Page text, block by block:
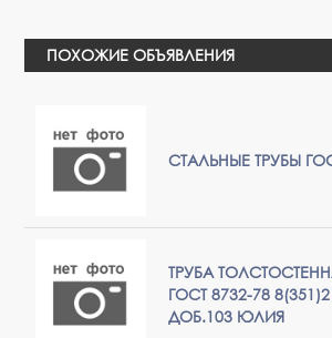
ПОХОЖИЕ ОБЪЯВЛЕНИЯ
СТАЛЬНЫЕ ТРУБЫ
ТРУБА
ГОСТ 8732-78
ДОБ.103 ЮЛИЯ